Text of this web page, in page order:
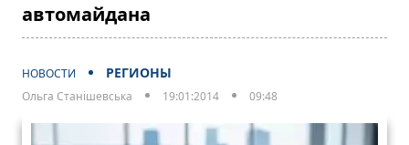
автомайдана
НОВОСТИ РЕГИОНЫ
Ольга Станішевська 19:01:2014 09:48